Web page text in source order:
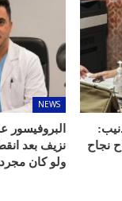
نجاح
NEWS
البروفيسور
نزيف بعد
ولو كان